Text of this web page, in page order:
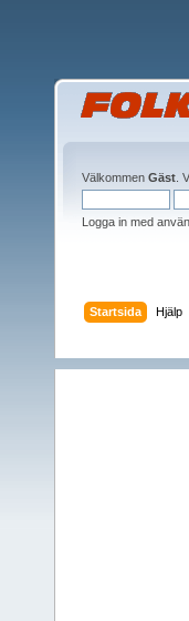
Välkommen Gäst .
Logga in med
Startsida Hjälp